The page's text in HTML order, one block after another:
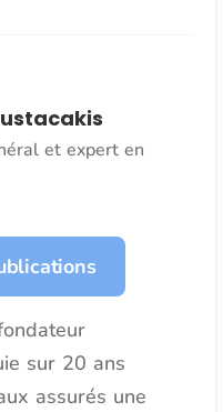
et expert en
sur 20 ans
assurés une